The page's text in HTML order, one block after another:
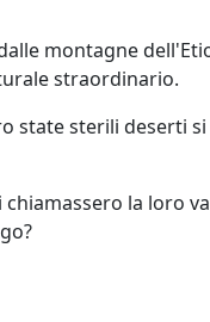
montagne
straordinario.
state sterili deserti
la loro